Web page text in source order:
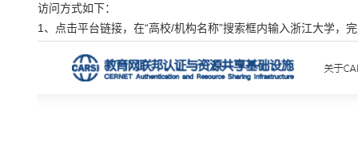
访问方式如下 ：
1、点击平台链接，在“高校/机构名称”搜索框内输入浙江大学，